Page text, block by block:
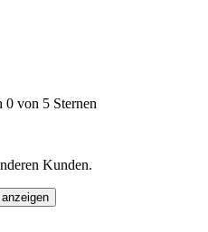
von 5 Sternen
Kunden.